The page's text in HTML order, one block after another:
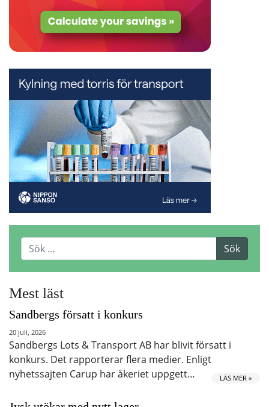
Mest läst
Sandbergs försatt i konkurs
20 juli, 2026
Sandbergs Lots & Transport AB har blivit försatt i
konkurs. Det rapporterar flera medier. Enligt
nyhetssajten Carup har åkeriet uppgett…
LÄS MER »